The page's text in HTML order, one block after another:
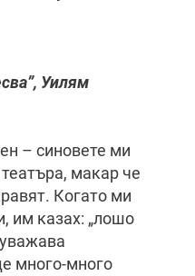
Уилям
– синовете ми
макар че
Когато ми
им казах: „лошо
много-много